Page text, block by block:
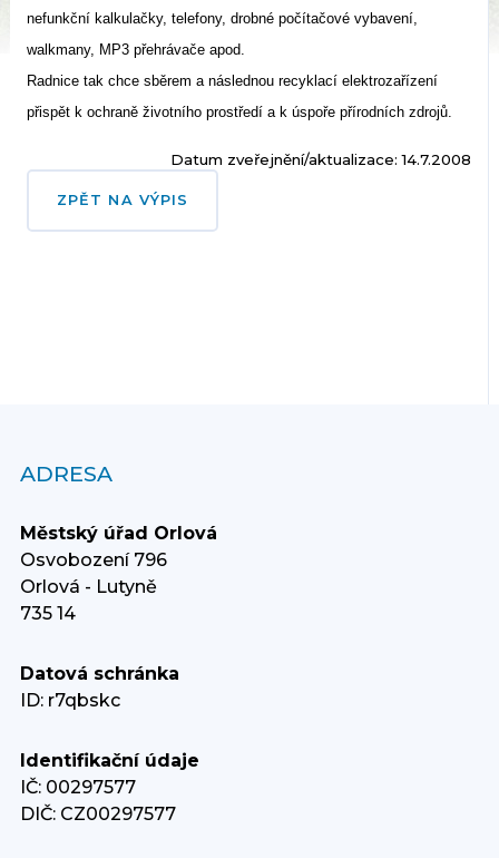
nefunkční kalkulačky, telefony, drobné počítačové vybavení,
walkmany, MP3 přehrávače apod.
Radnice tak chce sběrem a následnou recyklací elektrozařízení
přispět k ochraně životního prostředí a k úspoře přírodních zdrojů.
Datum zveřejnění/aktualizace: 14.7.2008
ZPĚT NA VÝPIS
ADRESA
Městský úřad Orlová
Osvobození 796
Orlová - Lutyně
735 14
Datová schránka
ID: r7qbskc
Identifikační údaje
IČ: 00297577
DIČ: CZ00297577